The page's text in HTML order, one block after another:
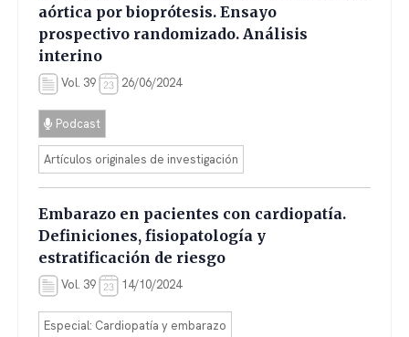
aórtica por bioprótesis. Ensayo
prospectivo randomizado. Análisis
interino
Vol. 39 26/06/2024
Podcast
Artículos originales de investigación
Embarazo en pacientes con cardiopatía.
Definiciones, fisiopatología y
estratificación de riesgo
Vol. 39 14/10/2024
Especial: Cardiopatía y embarazo